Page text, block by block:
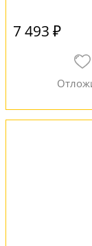
7 493 ₽